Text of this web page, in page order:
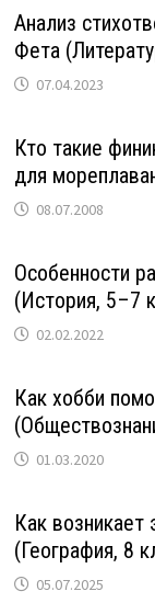
Анализ
Фета
07.04.2023
Кто такие
для
08.07.2008
Особенности
(История, 5–7
02.02.2022
Как хобби
01.03.2020
Как возникает
(География, 8
05.07.2025